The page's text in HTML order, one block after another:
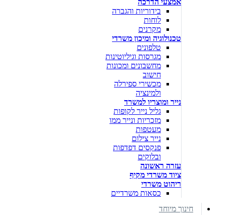
אמצעי הדרכה
בידוריות והגברה
לוחות
מקרנים
טכנולוגיה ומיכון משרדי
טלפונים
מגרסות וגיליוטינות
מחשבונים ומכונות
חישוב
מכשירי ספירלה
ולמינציה
נייר ומוצריו למשרד
גליל נייר לקופות
מזכריות ונייר ממו
מעטפות
נייר צילום
פנקסים דפדפות
ובלוקים
עזרה ראשונה
ציוד משרדי מקיף
ריהוט משרדי
כסאות משרדיים
חינוך מיוחד